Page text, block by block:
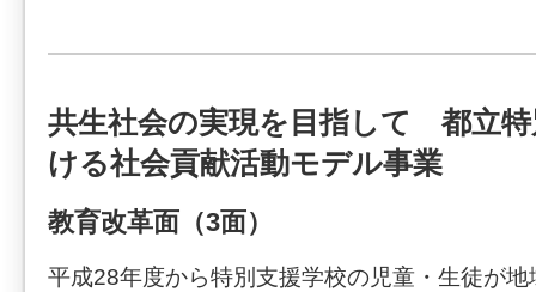
共生社会の実現を目指して 都立特
ける社会貢献活動モデル事業
教育改革面（3面）
平成28年度から特別支援学校の児童・生徒が